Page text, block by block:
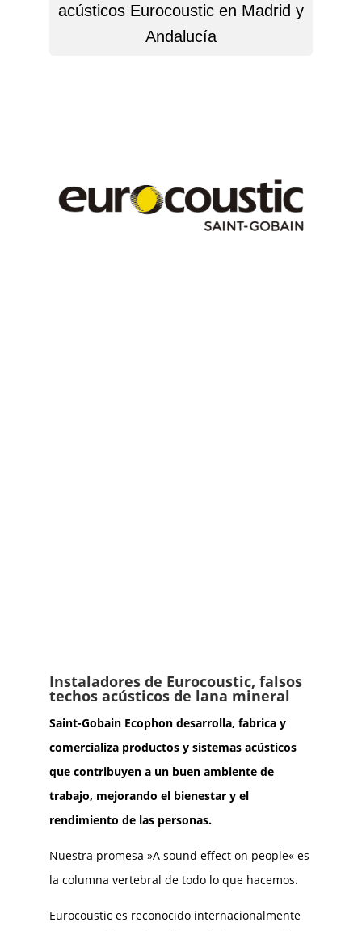
acústicos Eurocoustic en Madrid y
Andalucía
Instaladores de Eurocoustic, falsos
techos acústicos de lana mineral
Saint-Gobain Ecophon desarrolla, fabrica y
comercializa productos y sistemas acústicos
que contribuyen a un buen ambiente de
trabajo, mejorando el bienestar y el
rendimiento de las personas.
Nuestra promesa »A sound effect on people« es
la columna vertebral de todo lo que hacemos.
Eurocoustic es reconocido internacionalmente